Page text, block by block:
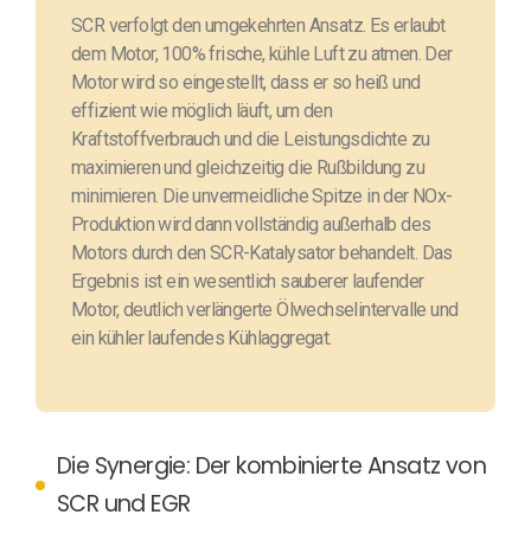
SCR verfolgt den umgekehrten Ansatz. Es erlaubt
dem Motor, 100% frische, kühle Luft zu atmen. Der
Motor wird so eingestellt, dass er so heiß und
effizient wie möglich läuft, um den
Kraftstoffverbrauch und die Leistungsdichte zu
maximieren und gleichzeitig die Rußbildung zu
minimieren. Die unvermeidliche Spitze in der NOx-
Produktion wird dann vollständig außerhalb des
Motors durch den SCR-Katalysator behandelt. Das
Ergebnis ist ein wesentlich sauberer laufender
Motor, deutlich verlängerte Ölwechselintervalle und
ein kühler laufendes Kühlaggregat.
Die Synergie: Der kombinierte Ansatz von
SCR und EGR